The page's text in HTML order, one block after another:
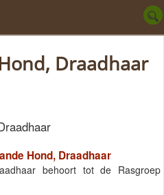
Draadhaar
Hond, Draadhaar
behoort tot de Rasgroep